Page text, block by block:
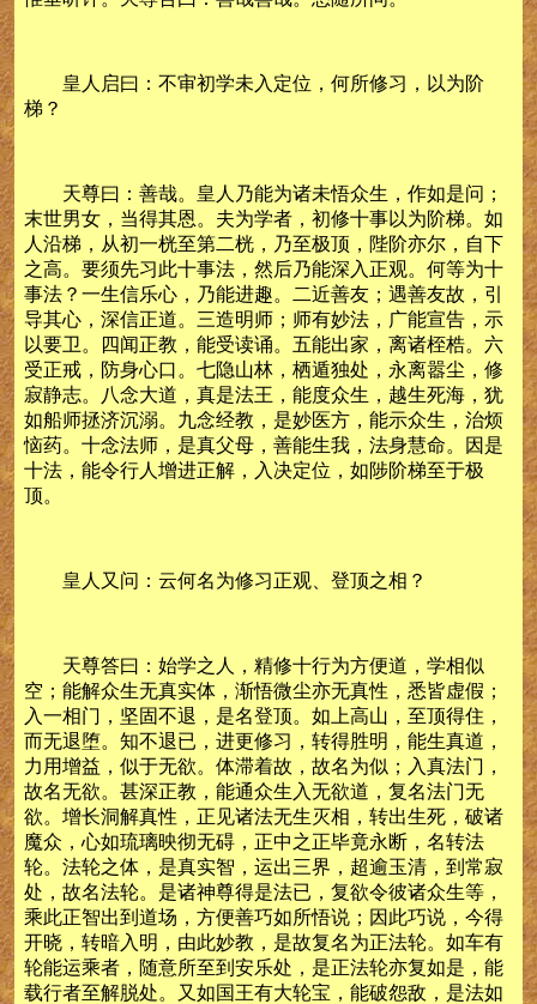
皇人启曰：不审初学未入定位，何所修习，以为阶
梯？
天尊曰：善哉。皇人乃能为诸未悟众生，作如是问；
末世男女，当得其恩。夫为学者，初修十事以为阶梯。如
人沿梯，从初一桄至第二桄，乃至极顶，陛阶亦尔，自下
之高。要须先习此十事法，然后乃能深入正观。何等为十
事法？一生信乐心，乃能进趣。二近善友；遇善友故，引
导其心，深信正道。三造明师；师有妙法，广能宣告，示
以要卫。四闻正教，能受读诵。五能出家，离诸桎梏。六
受正戒，防身心口。七隐山林，栖遁独处，永离嚣尘，修
寂静志。八念大道，真是法王，能度众生，越生死海，犹
如船师拯济沉溺。九念经教，是妙医方，能示众生，治烦
恼药。十念法师，是真父母，善能生我，法身慧命。因是
十法，能令行人增进正解，入决定位，如陟阶梯至于极
顶。
皇人又问：云何名为修习正观、登顶之相？
天尊答曰：始学之人，精修十行为方便道，学相似
空；能解众生无真实体，渐悟微尘亦无真性，悉皆虚假；
入一相门，坚固不退，是名登顶。如上高山，至顶得住，
而无退堕。知不退已，进更修习，转得胜明，能生真道，
力用增益，似于无欲。体滞着故，故名为似；入真法门，
故名无欲。甚深正教，能通众生入无欲道，复名法门无
欲。增长洞解真性，正见诸法无生灭相，转出生死，破诸
魔众，心如琉璃映彻无碍，正中之正毕竟永断，名转法
轮。法轮之体，是真实智，运出三界，超逾玉清，到常寂
处，故名法轮。是诸神尊得是法已，复欲令彼诸众生等，
乘此正智出到道场，方便善巧如所悟说；因此巧说，今得
开晓，转暗入明，由此妙教，是故复名为正法轮。如车有
轮能运乘者，随意所至到安乐处，是正法轮亦复如是，能
载行者至解脱处。又如国王有大轮宝，能破怨敌，是法如